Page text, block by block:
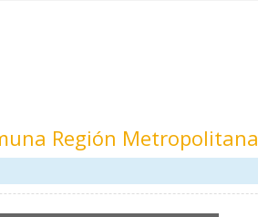
Región Metropolitana